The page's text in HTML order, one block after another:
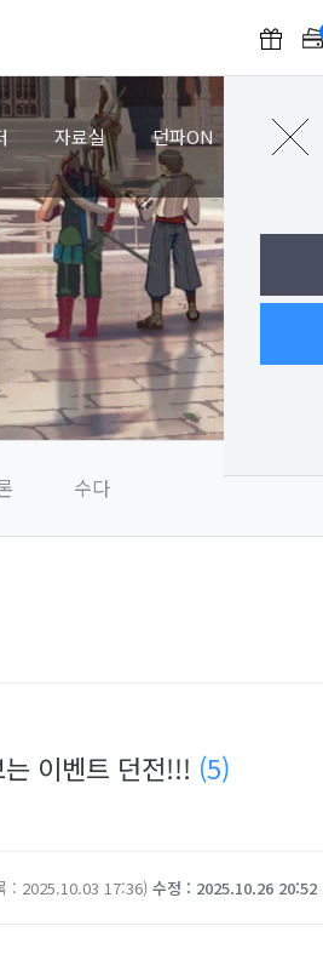
자료실 던파ON 로그인
수다
이벤트 던전!!! (5)
: 2025.10.03 17:36) 수정 : 2025.10.26 20:52